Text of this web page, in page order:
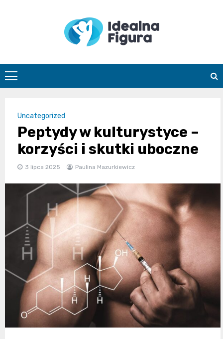
Uncategorized
Peptydy w kulturystyce –
korzyści i skutki uboczne
3 lipca 2025 Paulina Mazurkiewicz